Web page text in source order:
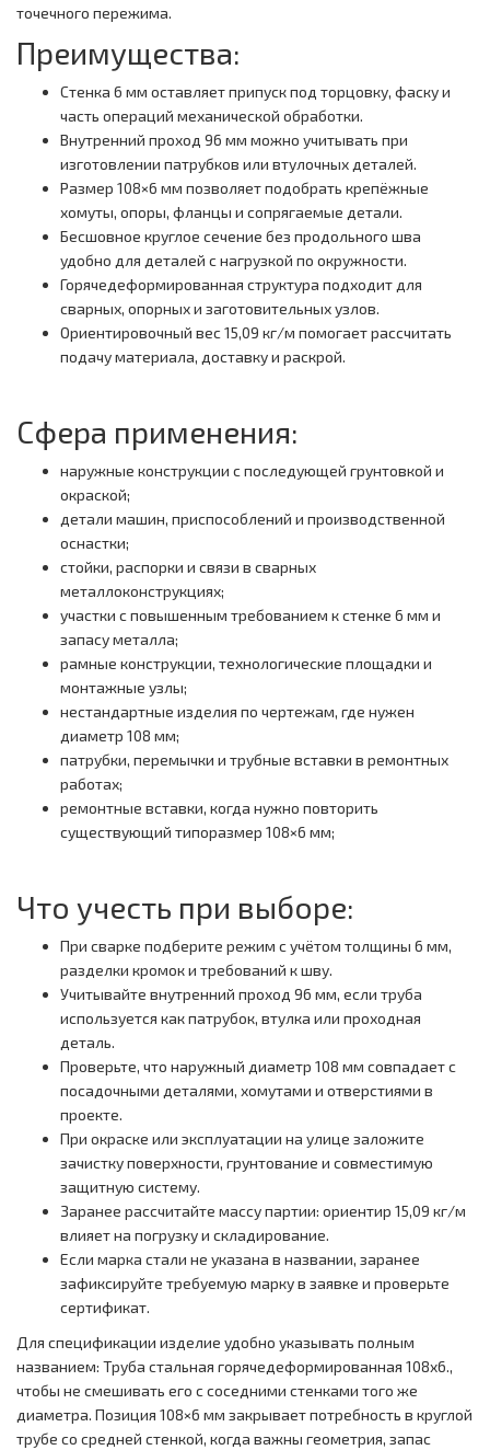
точечного пережима.
Преимущества:
Стенка 6 мм оставляет припуск под торцовку, фаску и
часть операций механической обработки.
Внутренний проход 96 мм можно учитывать при
изготовлении патрубков или втулочных деталей.
Размер 108×6 мм позволяет подобрать крепёжные
хомуты, опоры, фланцы и сопрягаемые детали.
Бесшовное круглое сечение без продольного шва
удобно для деталей с нагрузкой по окружности.
Горячедеформированная структура подходит для
сварных, опорных и заготовительных узлов.
Ориентировочный вес 15,09 кг/м помогает рассчитать
подачу материала, доставку и раскрой.
Сфера применения:
наружные конструкции с последующей грунтовкой и
окраской;
детали машин, приспособлений и производственной
оснастки;
стойки, распорки и связи в сварных
металлоконструкциях;
участки с повышенным требованием к стенке 6 мм и
запасу металла;
рамные конструкции, технологические площадки и
монтажные узлы;
нестандартные изделия по чертежам, где нужен
диаметр 108 мм;
патрубки, перемычки и трубные вставки в ремонтных
работах;
ремонтные вставки, когда нужно повторить
существующий типоразмер 108×6 мм;
Что учесть при выборе:
При сварке подберите режим с учётом толщины 6 мм,
разделки кромок и требований к шву.
Учитывайте внутренний проход 96 мм, если труба
используется как патрубок, втулка или проходная
деталь.
Проверьте, что наружный диаметр 108 мм совпадает с
посадочными деталями, хомутами и отверстиями в
проекте.
При окраске или эксплуатации на улице заложите
зачистку поверхности, грунтование и совместимую
защитную систему.
Заранее рассчитайте массу партии: ориентир 15,09 кг/м
влияет на погрузку и складирование.
Если марка стали не указана в названии, заранее
зафиксируйте требуемую марку в заявке и проверьте
сертификат.
Для спецификации изделие удобно указывать полным
названием: Труба стальная горячедеформированная 108x6.,
чтобы не смешивать его с соседними стенками того же
диаметра. Позиция 108×6 мм закрывает потребность в круглой
трубе со средней стенкой, когда важны геометрия, запас